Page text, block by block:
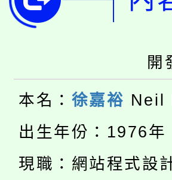
視費優惠，
半價優惠，
者。
大園自造教
份教師增能
大溪自造教
份教師研習
淨零綠生活
會
115年食農
開
本名： 徐嘉裕 Neil
出生年份：1976年
現職：網站程式設